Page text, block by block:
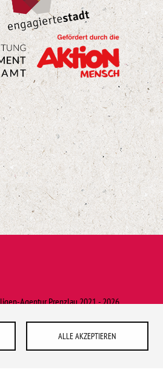
ALLE AKZEPTIEREN
Agentur Prenzlau 2021 - 2026